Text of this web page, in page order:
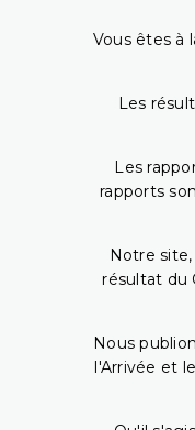
Vous êtes à
Les
Les
rapports
Notre
résultat du
Nous
l'Arrivée et